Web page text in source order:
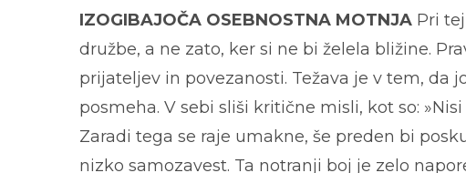
IZOGIBAJOČA OSEBNOSTNA MOTNJA Pri
družbe, a ne zato, ker si ne bi želela bližine.
prijateljev in povezanosti. Težava je v tem, da
posmeha. V sebi sliši kritične misli, kot so:
Zaradi tega se raje umakne, še preden bi
nizko samozavest. Ta notranji boj je zelo